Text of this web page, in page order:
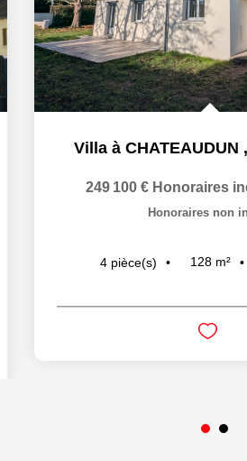
Villa à CHATEAUDUN ,
249 100 € Honoraires
Honoraires non
4 pièce(s) 128 m²